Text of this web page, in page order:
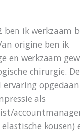
ben ik werkzaam
origine ben ik
en werkzaam
chirurgie.
ervaring
als
kousen)